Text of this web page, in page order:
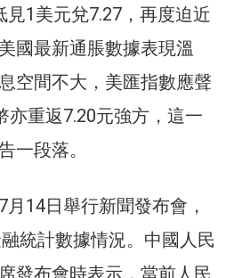
見1美元兌7.27，再度迫近
國最新通脹數據表現溫
空間不大，美匯指數應聲
亦重返7.20元強方，這一
一段落。
14日舉行新聞發布會，
統計數據情況。中國人民
發布會時表示，當前人民